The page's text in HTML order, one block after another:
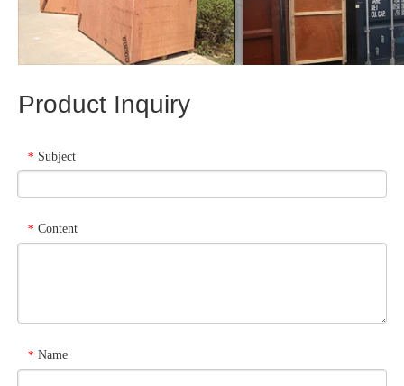
Product Inquiry
* Subject
* Content
* Name